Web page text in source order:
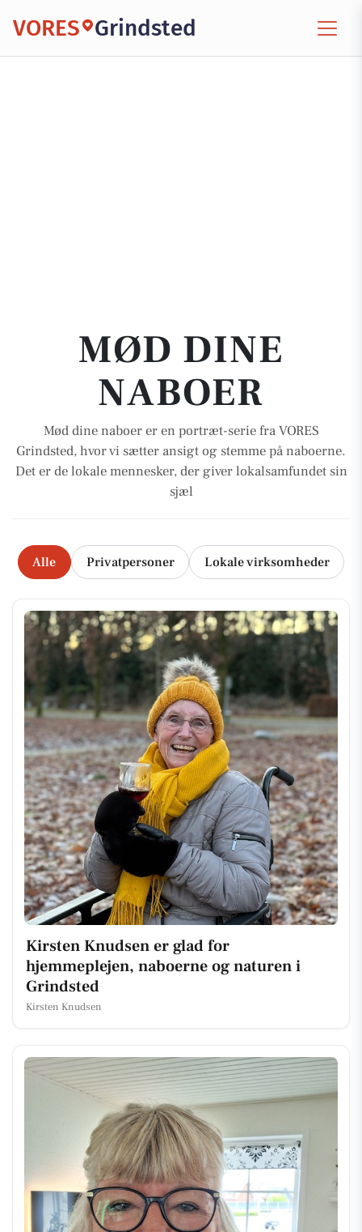
VORES Grindsted
MØD DINE
NABOER
Mød dine naboer er en portræt-serie fra VORES
Grindsted, hvor vi sætter ansigt og stemme på naboerne.
Det er de lokale mennesker, der giver lokalsamfundet sin
sjæl
Alle Privatpersoner Lokale virksomheder
Kirsten Knudsen er glad for
hjemmeplejen, naboerne og naturen i
Grindsted
Kirsten Knudsen